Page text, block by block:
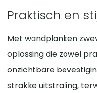
Praktisch en
Met wandplanken
oplossing die zowel
onzichtbare
strakke uitstraling,